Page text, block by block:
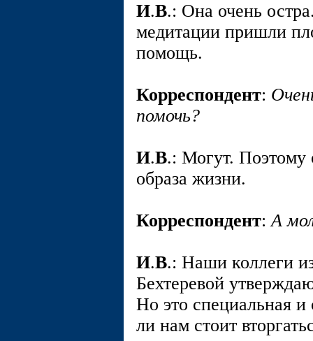
И.В.: Она очень
медитации пришли
помощь.
Корреспондент:
помочь?
И.В.: Могут. Поэтому
образа жизни.
Корреспондент:А
И.В.: Наши коллеги
Бехтеревой
Но это специальная
ли нам стоит